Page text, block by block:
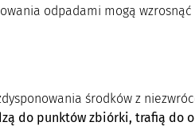
odpadami mogą wzrosnąć
środków z
do punktów zbiórki, trafią do